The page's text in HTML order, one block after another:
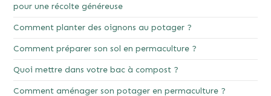
pour une récolte généreuse
Comment planter des oignons au potager ?
Comment préparer son sol en permaculture ?
Quoi mettre dans votre bac à compost ?
Comment aménager son potager en permaculture ?